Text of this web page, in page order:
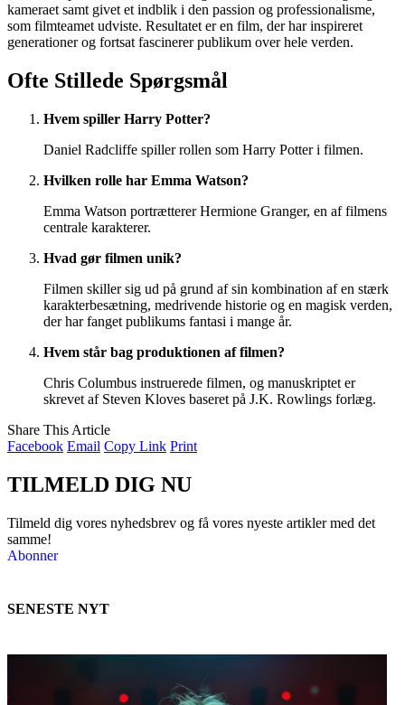
kameraet samt givet et indblik i den passion og professionalisme,
som filmteamet udviste. Resultatet er en film, der har inspireret
generationer og fortsat fascinerer publikum over hele verden.
Ofte Stillede Spørgsmål
Hvem spiller Harry Potter?
Daniel Radcliffe spiller rollen som Harry Potter i filmen.
Hvilken rolle har Emma Watson?
Emma Watson portrætterer Hermione Granger, en af filmens
centrale karakterer.
Hvad gør filmen unik?
Filmen skiller sig ud på grund af sin kombination af en stærk
karakterbesætning, medrivende historie og en magisk verden,
der har fanget publikums fantasi i mange år.
Hvem står bag produktionen af filmen?
Chris Columbus instruerede filmen, og manuskriptet er
skrevet af Steven Kloves baseret på J.K. Rowlings forlæg.
Share This Article
Facebook Email Copy Link Print
TILMELD DIG NU
Tilmeld dig vores nyhedsbrev og få vores nyeste artikler med det
samme!
Abonner
SENESTE NYT